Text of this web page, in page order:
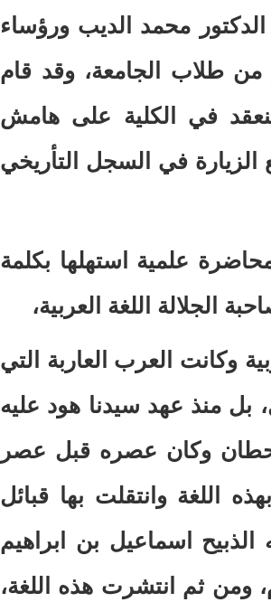
الدكتور محمد الديب ورؤساء
من طلاب الجامعة، وقد قام
في الكلية على هامش
في السجل التأريخي
علمية استهلها بكلمة
الجلالة اللغة العربية،
وكانت العرب العاربة التي
بل منذ عهد سيدنا هود عليه
وكان عصره قبل عصر
اللغة وانتقلت بها قبائل
اسماعيل بن ابراهيم
ثم انتشرت هذه اللغة،